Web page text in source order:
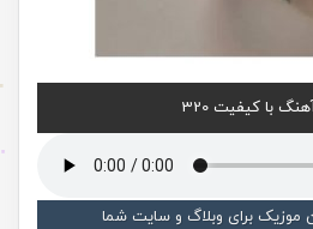
با کیفیت 320
موزیک برای وبلاگ و سایت شما